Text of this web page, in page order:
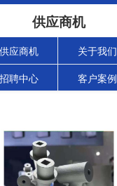
供应商机
供应商机 关于我们
招聘中心 客户案例